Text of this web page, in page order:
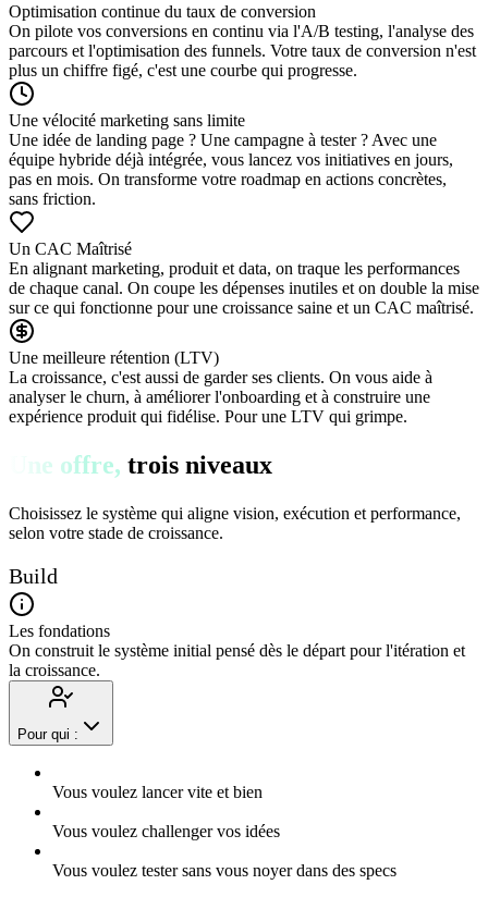
Optimisation continue du taux de conversion
On pilote vos conversions en continu via l'A/B testing, l'analyse des
parcours et l'optimisation des funnels. Votre taux de conversion n'est
plus un chiffre figé, c'est une courbe qui progresse.
Une vélocité marketing sans limite
Une idée de landing page ? Une campagne à tester ? Avec une
équipe hybride déjà intégrée, vous lancez vos initiatives en jours,
pas en mois. On transforme votre roadmap en actions concrètes,
sans friction.
Un CAC Maîtrisé
En alignant marketing, produit et data, on traque les performances
de chaque canal. On coupe les dépenses inutiles et on double la mise
sur ce qui fonctionne pour une croissance saine et un CAC maîtrisé.
Une meilleure rétention (LTV)
La croissance, c'est aussi de garder ses clients. On vous aide à
analyser le churn, à améliorer l'onboarding et à construire une
expérience produit qui fidélise. Pour une LTV qui grimpe.
Une offre, trois niveaux
Choisissez le système qui aligne vision, exécution et performance,
selon votre stade de croissance.
Build
Les fondations
On construit le système initial pensé dès le départ pour l'itération et
la croissance.
Pour qui :
Vous voulez lancer vite et bien
Vous voulez challenger vos idées
Vous voulez tester sans vous noyer dans des specs